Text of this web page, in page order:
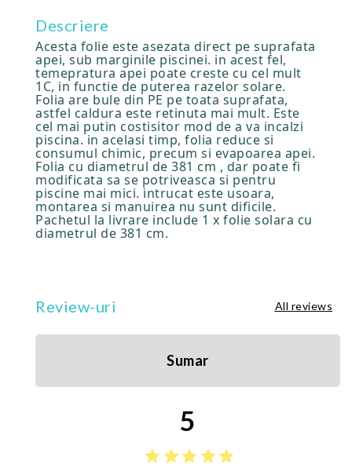
Descriere
Acesta folie este asezata direct pe suprafata
apei, sub marginile piscinei. in acest fel,
temepratura apei poate creste cu cel mult
1C, in functie de puterea razelor solare.
Folia are bule din PE pe toata suprafata,
astfel caldura este retinuta mai mult. Este
cel mai putin costisitor mod de a va incalzi
piscina. in acelasi timp, folia reduce si
consumul chimic, precum si evapoarea apei.
Folia cu diametrul de 381 cm , dar poate fi
modificata sa se potriveasca si pentru
piscine mai mici. intrucat este usoara,
montarea si manuirea nu sunt dificile.
Pachetul la livrare include 1 x folie solara cu
diametrul de 381 cm.
Review-uri All reviews
Sumar
5
starstarstarstarstar